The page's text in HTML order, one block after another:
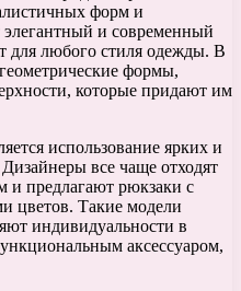
форм и
и современный
для любого стиля одежды. В
формы,
которые придают им
использование ярких и
все чаще отходят
и предлагают рюкзаки с
цветов. Такие модели
индивидуальности в
аксессуаром,